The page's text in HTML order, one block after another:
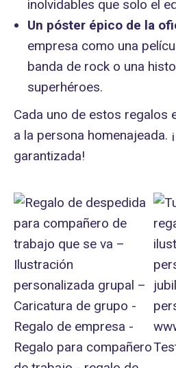
inolvidables que solo el
Un póster épico de la
empresa como una
banda de rock o una
superhéroes.
Cada uno de estos regalos
a la persona homenajeada.
garantizada!